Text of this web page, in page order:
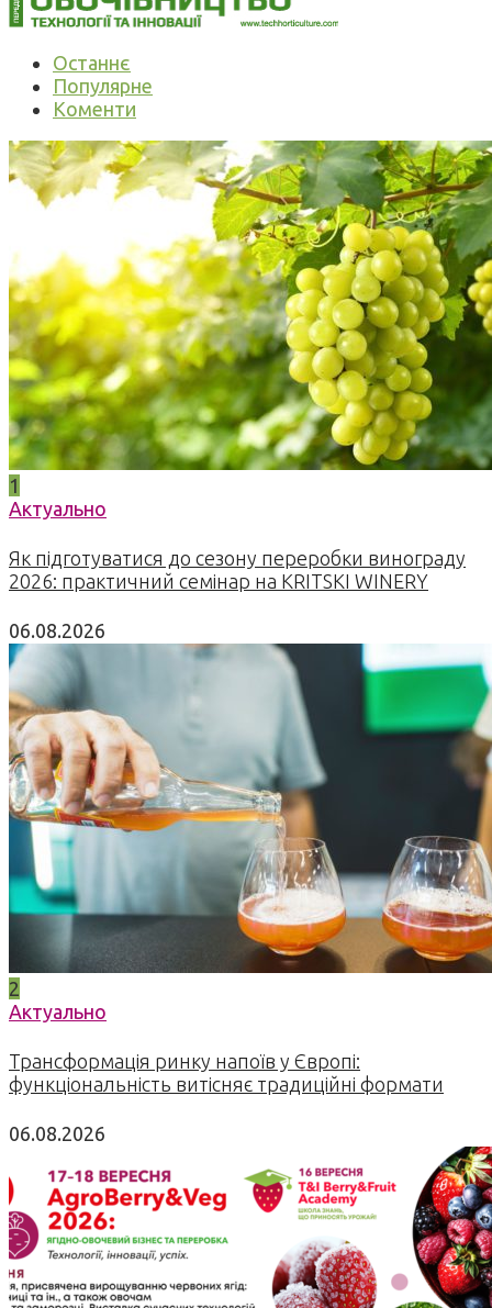
Останнє
Популярне
Коменти
1
Актуально
Як підготуватися до сезону переробки винограду
2026: практичний семінар на KRITSKI WINERY
06.08.2026
2
Актуально
Трансформація ринку напоїв у Європі:
функціональність витісняє традиційні формати
06.08.2026